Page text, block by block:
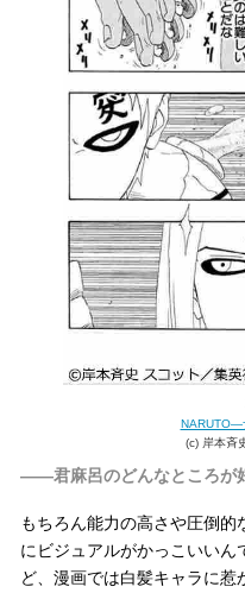
NARUTO―
(c) 岸本斉
――君麻呂のどんなところが
もちろん能力の高さや圧倒
にビジュアルがかっこいいん
ど、漫画では白髪キャラに